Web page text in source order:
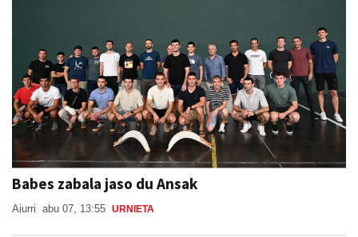
Babes zabala jaso du Ansak
Aiurri abu 07, 13:55 URNIETA